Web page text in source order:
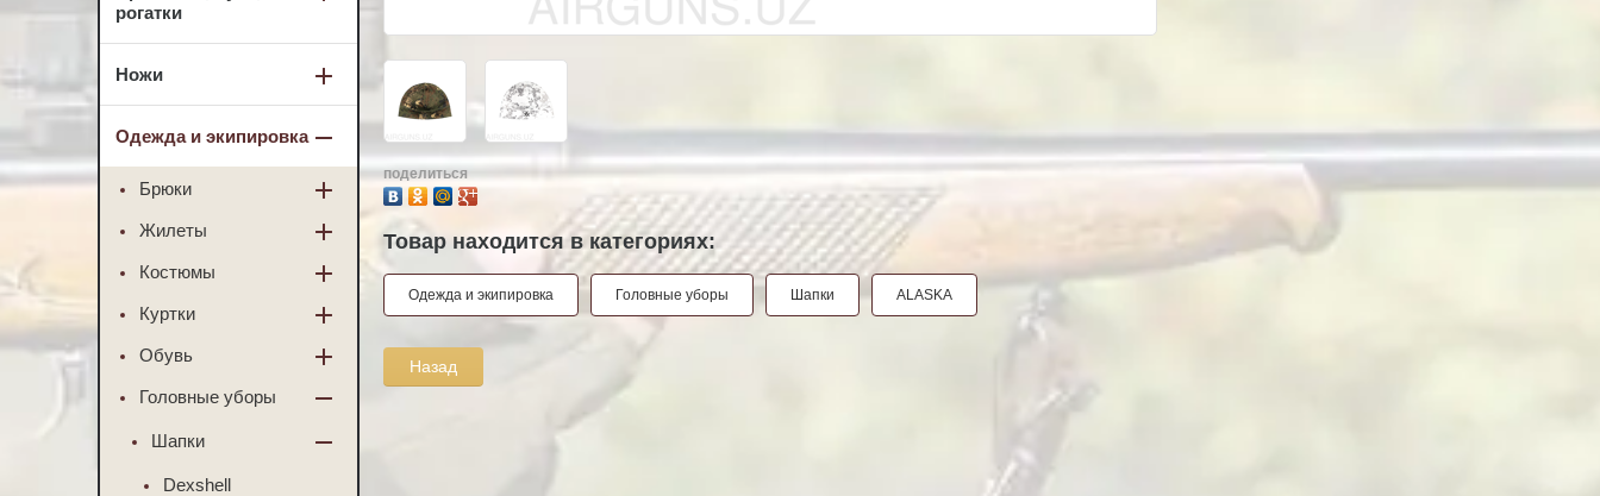
поделиться
Товар находится в категориях:
Одежда и экипировка Головные уборы Шапки ALASKA
Назад
рогатки
Ножи
Одежда и экипировка
Брюки
Жилеты
Костюмы
Куртки
Обувь
Головные уборы
Шапки
Dexshell